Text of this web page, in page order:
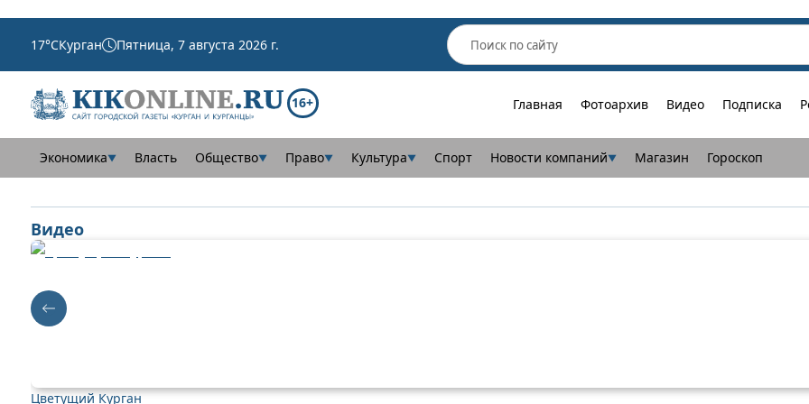
17°CКурган Пятница, 7 августа 2026 г.
16+ Главная Фотоархив Видео Подписка
Экономика▼ Власть Общество▼ Право▼ Культура▼ Спорт Новости компаний▼ Магазин Гороскоп
Видео
Цветущий Курган